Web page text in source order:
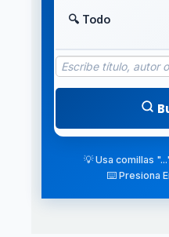
💡 Usa comillas
⌨️ Presiona